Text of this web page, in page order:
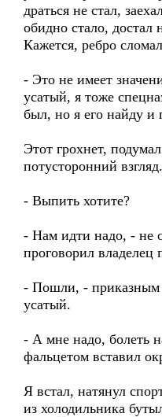
драться не стал,
обидно стало, достал
Кажется, ребро
- Это не имеет
усатый, я тоже
был, но я его найду и
Этот грохнет,
потусторонний
- Выпить хотите?
- Нам идти надо, - не
проговорил владелец
- Пошли, - приказным
усатый.
- А мне надо, болеть
фальцетом вставил
Я встал, натянул
из холодильника